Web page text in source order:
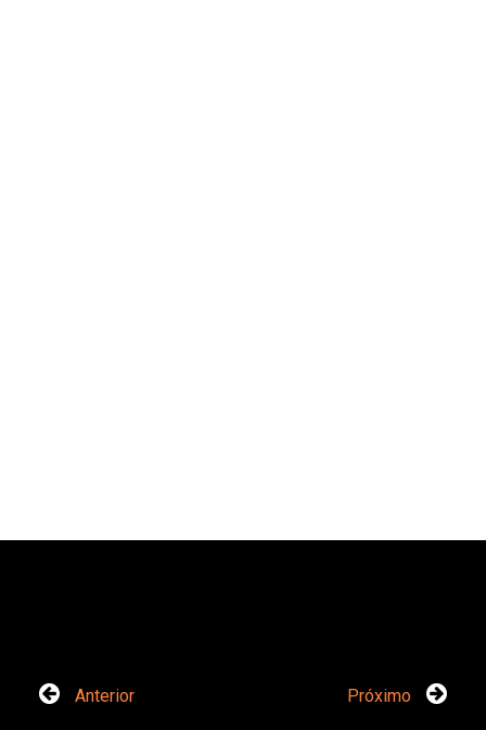
Anterior Próximo